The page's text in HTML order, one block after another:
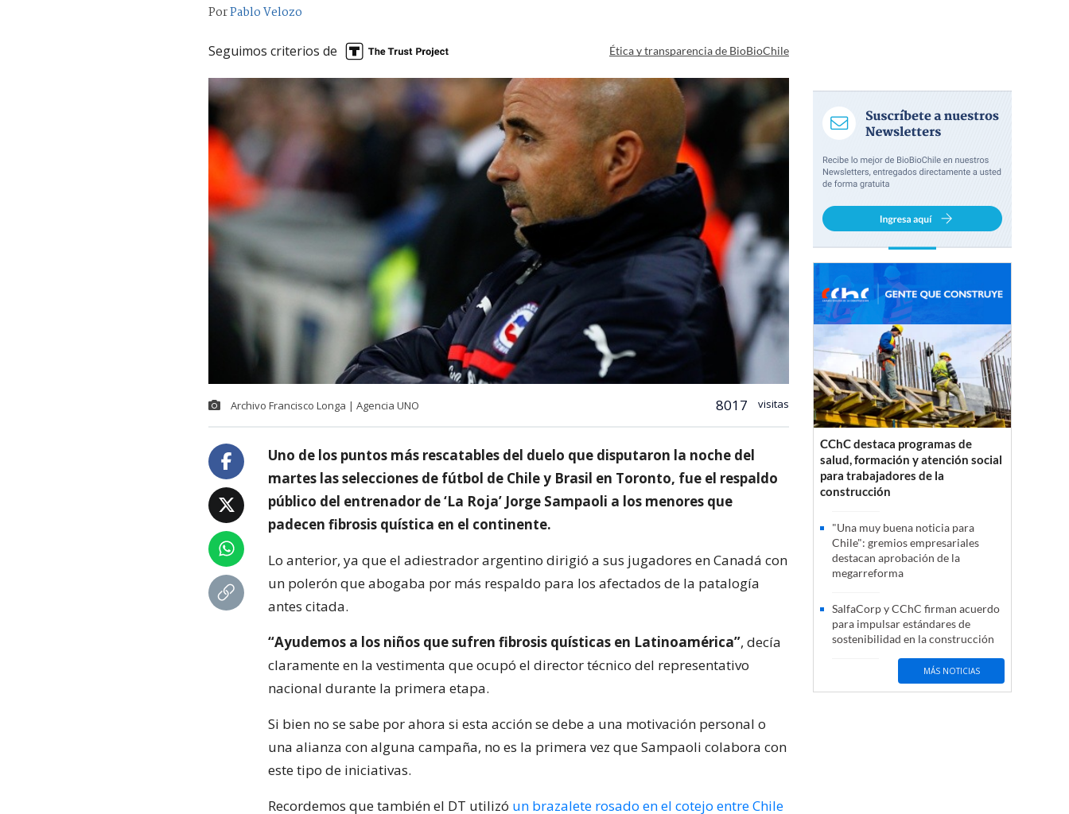
PorPablo Velozo
Seguimos criterios de Ética y transparencia de BioBioChile
Archivo Francisco Longa | Agencia UNO 8017 visitas
Uno de los puntos más rescatables del duelo que disputaron la noche del
martes las selecciones de fútbol de Chile y Brasil en Toronto, fue el respaldo
público del entrenador de ‘La Roja’ Jorge Sampaoli a los menores que
padecen fibrosis quística en el continente.
Lo anterior, ya que el adiestrador argentino dirigió a sus jugadores en Canadá con
un polerón que abogaba por más respaldo para los afectados de la patalogía
antes citada.
“Ayudemos a los niños que sufren fibrosis quísticas en Latinoamérica”, decía
claramente en la vestimenta que ocupó el director técnico del representativo
nacional durante la primera etapa.
Si bien no se sabe por ahora si esta acción se debe a una motivación personal o
una alianza con alguna campaña, no es la primera vez que Sampaoli colabora con
este tipo de iniciativas.
Recordemos que también el DT utilizó un brazalete rosado en el cotejo entre Chile
CChC destaca programas de
salud, formación y atención social
para trabajadores de la
construcción
"Una muy buena noticia para
Chile": gremios empresariales
destacan aprobación de la
megarreforma
SalfaCorp y CChC firman acuerdo
para impulsar estándares de
sostenibilidad en la construcción
MÁS NOTICIAS